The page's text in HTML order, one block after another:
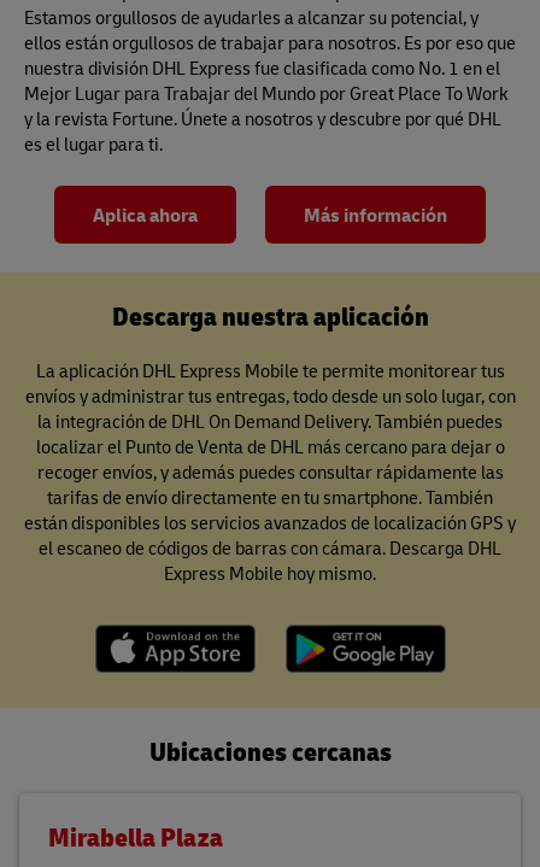
Estamos orgullosos de ayudarles a alcanzar su potencial, y
ellos están orgullosos de trabajar para nosotros. Es por eso que
nuestra división DHL Express fue clasificada como No. 1 en el
Mejor Lugar para Trabajar del Mundo por Great Place To Work
y la revista Fortune. Únete a nosotros y descubre por qué DHL
es el lugar para ti.
Aplica ahora Más información
Descarga nuestra aplicación
La aplicación DHL Express Mobile te permite monitorear tus
envíos y administrar tus entregas, todo desde un solo lugar, con
la integración de DHL On Demand Delivery. También puedes
localizar el Punto de Venta de DHL más cercano para dejar o
recoger envíos, y además puedes consultar rápidamente las
tarifas de envío directamente en tu smartphone. También
están disponibles los servicios avanzados de localización GPS y
el escaneo de códigos de barras con cámara. Descarga DHL
Express Mobile hoy mismo.
Ubicaciones cercanas
Mirabella Plaza